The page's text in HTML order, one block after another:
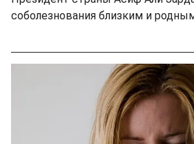
соболезнования близким и